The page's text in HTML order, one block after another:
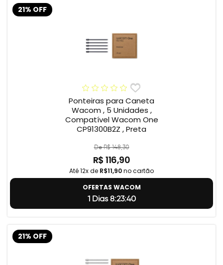
21% OFF
Ponteiras para Caneta
Wacom , 5 Unidades ,
Compatível Wacom One
CP91300B2Z , Preta
De R$ 148,30
R$ 116,90
Até 12x de R$11,90no cartão
OFERTAS WACOM
1 Dias 8:23:39
21% OFF